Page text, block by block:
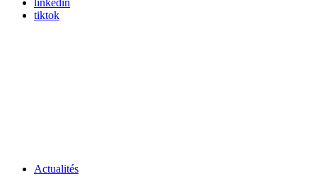
linkedin
tiktok
Actualités